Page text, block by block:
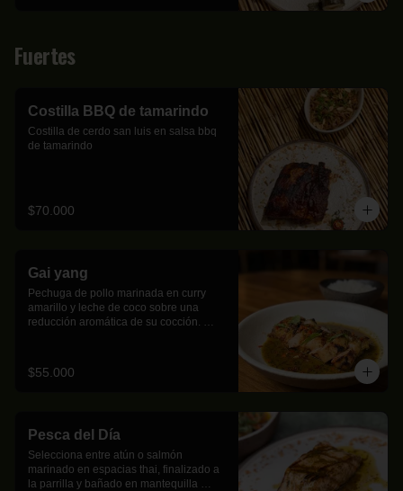
Fuertes
Costilla BBQ de tamarindo
Costilla de cerdo san luis en salsa bbq
de tamarindo
$70.000
Gai yang
Pechuga de pollo marinada en curry
amarillo y leche de coco sobre una
reducción aromática de su cocción.
$55.000
Pesca del Día
Selecciona entre atún o salmón
marinado en espacias thai, finalizado a
la parrilla y bañado en mantequilla